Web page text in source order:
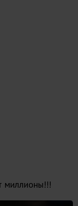
миллионы!!!